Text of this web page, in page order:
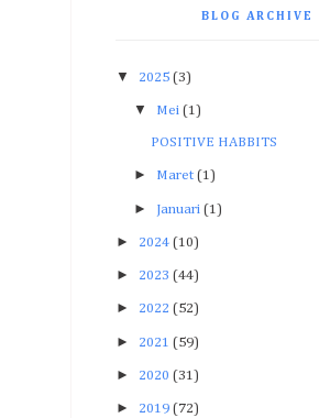
BLOG ARCHIVE
▼ 2025 (3)
▼ Mei (1)
POSITIVE HABBITS
► Maret (1)
► Januari (1)
► 2024 (10)
► 2023 (44)
► 2022 (52)
► 2021 (59)
► 2020 (31)
► 2019 (72)